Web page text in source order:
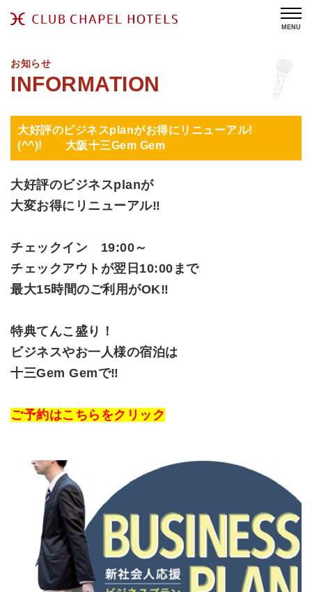
MENU
お知らせ
大好評のビジネスplanがお得にリニューアル!
(^^)! 大阪十三Gem Gem
大好評のビジネスplanが
大変お得にリニューアル‼
チェックイン 19:00～
チェックアウトが翌日10:00まで
最大15時間のご利用がOK‼
特典てんこ盛り！
ビジネスやお一人様の宿泊は
十三Gem Gemで‼
ご予約はこちらをクリック